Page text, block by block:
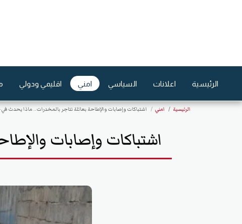
الرئيسية اعلانات السياسي امني اقليمي ودولي
الرئيسية امني اشتباكات وإصابات والإطاحة بعائلة تتاجر بالمخدرات.. ماذا يحدث
اشتباكات وإصابات